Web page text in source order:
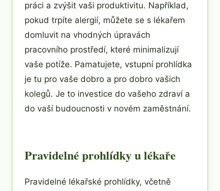
práci a zvýšit vaši produktivitu. Například,
pokud trpíte alergií, můžete se s lékařem
domluvit na vhodných úpravách
pracovního prostředí, které minimalizují
vaše potíže. Pamatujete, vstupní prohlídka
je tu pro vaše dobro a pro dobro vašich
kolegů. Je to investice do vašeho zdraví a
do vaší budoucnosti v novém zaměstnání.
Pravidelné prohlídky u lékaře
Pravidelné lékařské prohlídky, včetně